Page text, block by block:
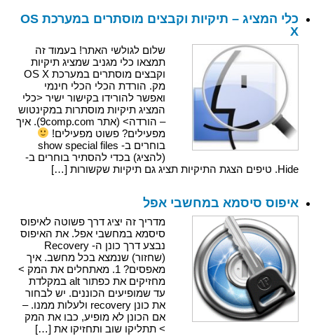
כלי המציג – תיקיות וקבצים מוסתרים במערכת OS
X
שלום לגולשי האתר! בעמוד זה
תמצאו כלי מגניב שמציג תיקיות
וקבצים מוסתרים במערכת OS X
מק. הורדת הכלי הכלי חינמי
ואפשר להורידו בקישור ישיר <כלי
המציג תיקיות מוסתרות במקינטוש
– הורדה> (אתר 9comp.com). איך
מפעילים? פשוט מפעילים!
בוחרים ב- show special files
(להציג) בכדי להסתיר בוחרים ב-
Hide. טיפים הצגת התיקיות תציג גם תיקיות שקשורות […]
איפוס סיסמא במחשבי אפל
מדריך זה יציג דרך פשוטה לאיפוס
סיסמא במחשבי אפל. את האיפוס
נבצע דרך כונן ה- Recovery
(שחזור) שנמצא בכל מחשב. איך
מאפסים? 1. מאתחלים את המק >
מחזיקים את כפתור alt במקלדת
עד שמופיעים הכוננים. יש לבחור
את כונן recovery ולעלות ממנו. –
אם הכונן לא מופיע, כבו את המק
> תתליקו שוב ותחזיקו את […]